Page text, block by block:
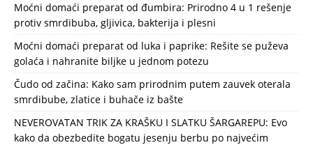
Moćni domaći preparat od đumbira: Prirodno 4 u 1 rešenje
protiv smrdibuba, gljivica, bakterija i plesni
Moćni domaći preparat od luka i paprike: Rešite se puževa
golaća i nahranite biljke u jednom potezu
Čudo od začina: Kako sam prirodnim putem zauvek oterala
smrdibube, zlatice i buhače iz bašte
NEVEROVATAN TRIK ZA KRAŠKU I SLATKU ŠARGAREPU: Evo
kako da obezbedite bogatu jesenju berbu po najvećim